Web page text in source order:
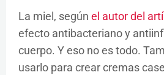
La miel, según el autor del
efecto antibacteriano y
cuerpo. Y eso no es todo.
usarlo para crear cremas